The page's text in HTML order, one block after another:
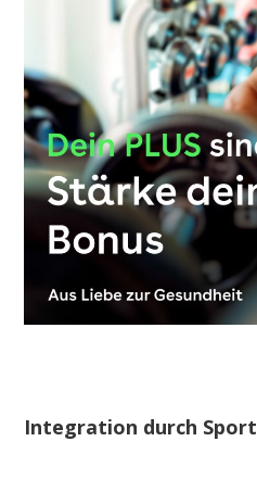
Integration durch Sport